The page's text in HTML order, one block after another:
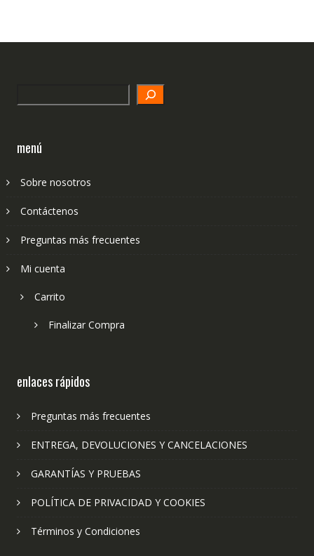
menú
Sobre nosotros
Contáctenos
Preguntas más frecuentes
Mi cuenta
Carrito
Finalizar Compra
enlaces rápidos
Preguntas más frecuentes
ENTREGA, DEVOLUCIONES Y CANCELACIONES
GARANTÍAS Y PRUEBAS
POLÍTICA DE PRIVACIDAD Y COOKIES
Términos y Condiciones